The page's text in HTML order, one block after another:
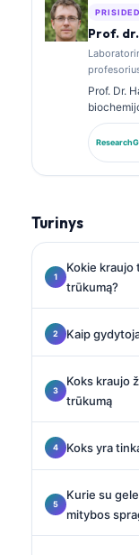
Prof.
Prof. Dr.
draugijos
panelių
Turinys
Kokie kraujo
trūkumą?
Kaip
Koks kraujo
trūkumą
Koks yra
Kurie su
mitybos